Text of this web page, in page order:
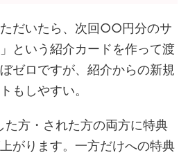
ただいたら、次回○○円分のサ
という紹介カードを作って渡
ゼロですが、紹介からの新規
もしやすい。
た方・された方の両方に特典
がります。一方だけへの特典